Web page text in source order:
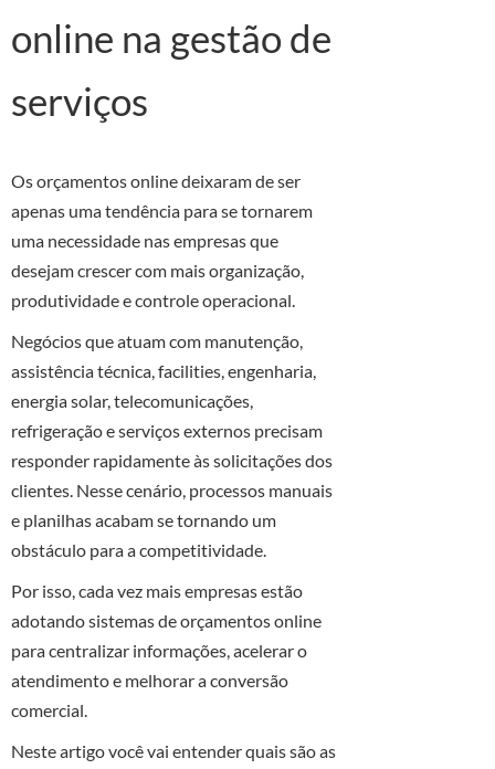
online na gestão de
serviços
Os orçamentos online deixaram de ser
apenas uma tendência para se tornarem
uma necessidade nas empresas que
desejam crescer com mais organização,
produtividade e controle operacional.
Negócios que atuam com manutenção,
assistência técnica, facilities, engenharia,
energia solar, telecomunicações,
refrigeração e serviços externos precisam
responder rapidamente às solicitações dos
clientes. Nesse cenário, processos manuais
e planilhas acabam se tornando um
obstáculo para a competitividade.
Por isso, cada vez mais empresas estão
adotando sistemas de orçamentos online
para centralizar informações, acelerar o
atendimento e melhorar a conversão
comercial.
Neste artigo você vai entender quais são as